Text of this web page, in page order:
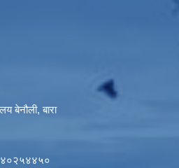
बेनौली, बारा